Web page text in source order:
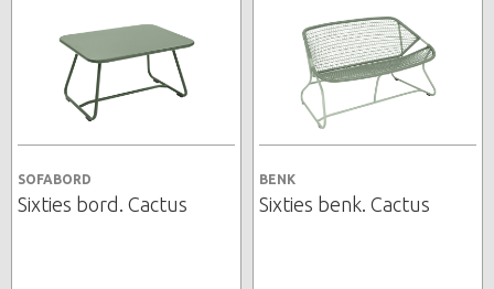
SOFABORD
Sixties bord. Cactus
BENK
Sixties benk. Cactus